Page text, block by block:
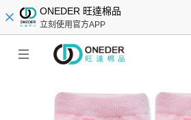
ONEDER 旺達棉品
立刻使用官方APP